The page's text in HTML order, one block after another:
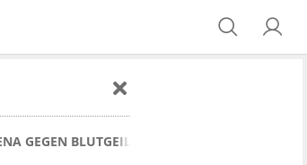
GEGEN BLUTGEILE ZOMBIES UMS